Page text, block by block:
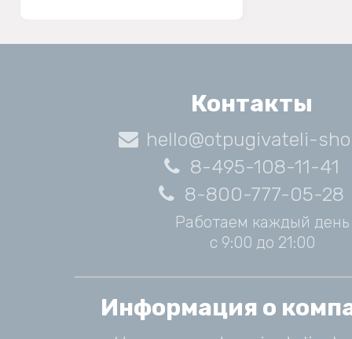
Контакты
hello@otpugivateli-
8-495-108-11-41
8-800-777-05-28
Работаем каждый день
с 9:00 до 21:00
Информация о